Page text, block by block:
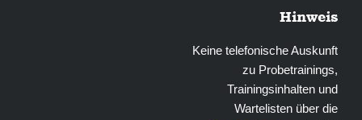
Hinweis
Keine telefonische Auskunft
zu Probetrainings,
Trainingsinhalten und
Wartelisten über die